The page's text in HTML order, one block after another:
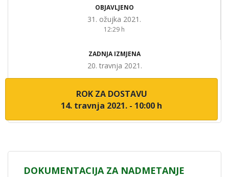
OBJAVLJENO
31. ožujka 2021.
12:29 h
ZADNJA IZMJENA
20. travnja 2021.
ROK ZA DOSTAVU
14. travnja 2021. - 10:00 h
DOKUMENTACIJA ZA NADMETANJE